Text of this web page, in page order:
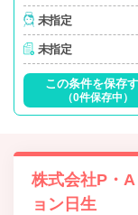
未指定
未指定
この条件を保存
（0件保存中）
株式会社P・
ョン日生